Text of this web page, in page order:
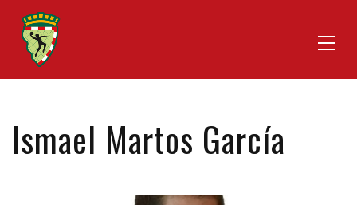
Ismael Martos García